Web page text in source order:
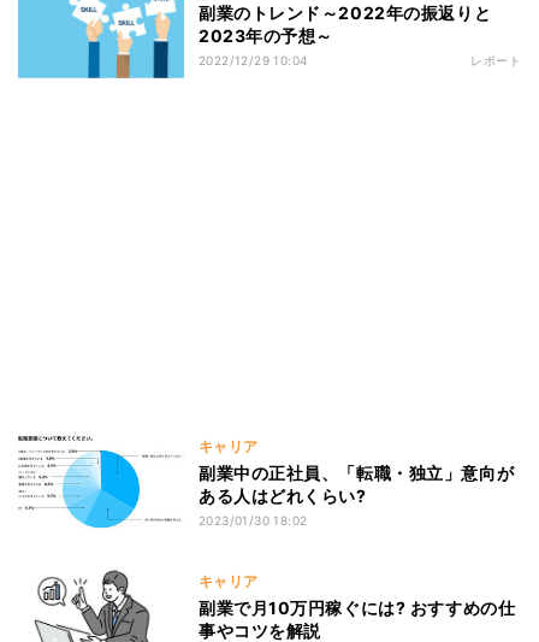
副業のトレンド～2022年の振返りと
2023年の予想～
2022/12/29 10:04 レポート
キャリア
副業中の正社員、「転職・独立」意向が
ある人はどれくらい?
2023/01/30 18:02
キャリア
副業で月10万円稼ぐには? おすすめの仕
事やコツを解説